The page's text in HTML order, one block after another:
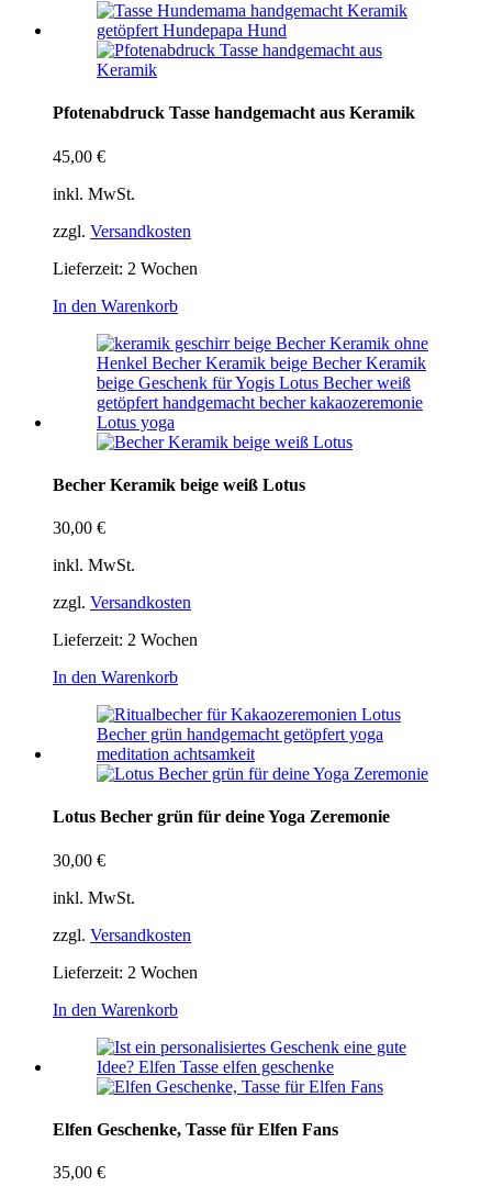
Pfotenabdruck Tasse handgemacht aus Keramik
45,00 €
inkl. MwSt.
zzgl. Versandkosten
Lieferzeit: 2 Wochen
In den Warenkorb
Becher Keramik beige weiß Lotus
30,00 €
inkl. MwSt.
zzgl. Versandkosten
Lieferzeit: 2 Wochen
In den Warenkorb
Lotus Becher grün für deine Yoga Zeremonie
30,00 €
inkl. MwSt.
zzgl. Versandkosten
Lieferzeit: 2 Wochen
In den Warenkorb
Elfen Geschenke, Tasse für Elfen Fans
35,00 €